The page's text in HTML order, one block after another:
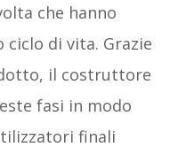
che hanno
di vita. Grazie
il costruttore
fasi in modo
finali